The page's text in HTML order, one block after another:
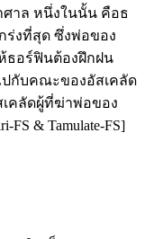
าล หนึ่งในนั้น คือธ
ร่งที่สุด ซึ่งพ่อของ
ธอร์ฟินต้องฝึกฝน
กับคณะของอัสเคลัด
คลัดผู้ที่ฆ่าพ่อของ
FS & Tamulate-FS]